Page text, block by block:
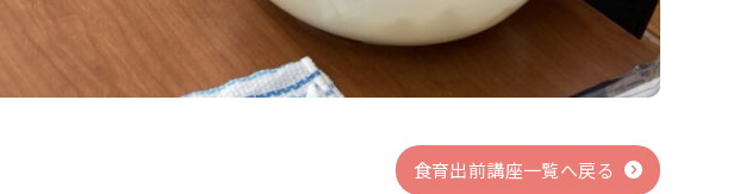
食育出前講座一覧へ戻る